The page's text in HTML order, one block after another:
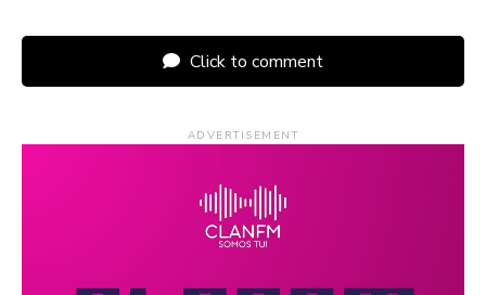
Click to comment
ADVERTISEMENT